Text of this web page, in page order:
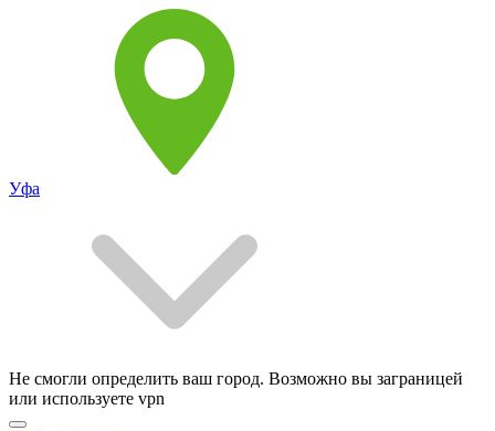
Уфа
Не смогли определить ваш город. Возможно вы заграницей
или используете vpn